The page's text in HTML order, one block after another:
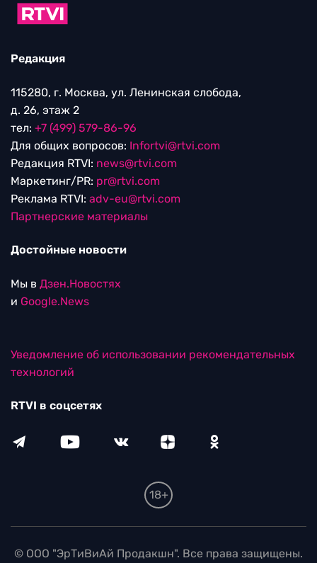
Редакция
115280, г. Москва, ул. Ленинская слобода,
д. 26, этаж 2
тел: +7 (499) 579-86-96
Для общих вопросов: Infortvi@rtvi.com
Редакция RTVI: news@rtvi.com
Маркетинг/PR: pr@rtvi.com
Реклама RTVI: adv-eu@rtvi.com
Партнерские материалы
Достойные новости
Мы в Дзен.Новостях
и Google.News
Уведомление об использовании рекомендательных
технологий
RTVI в соцсетях
18+
© ООО "ЭрТиВиАй Продакшн". Все права защищены.